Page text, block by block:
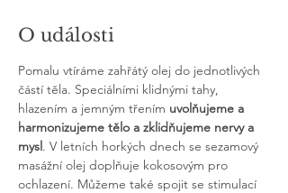
O události
Pomalu vtíráme zahřátý olej do jednotlivých
částí těla. Speciálními klidnými tahy,
hlazením a jemným třením uvolňujeme a
harmonizujeme tělo a zklidňujeme nervy a
mysl. V letních horkých dnech se sezamový
masážní olej doplňuje kokosovým pro
ochlazení. Můžeme také spojit se stimulací